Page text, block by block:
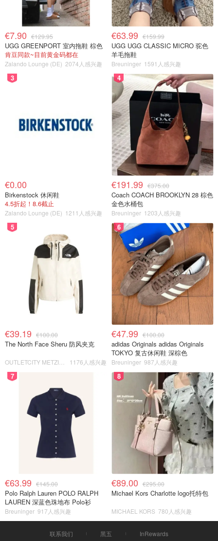
€7.90 €129.95
UGG GREENPORT 室内拖鞋 棕色
肯豆同款~目前黄金码都在
Zalando Lounge (DE) 2074人感兴趣
€63.99 €159.99
UGG UGG CLASSIC MICRO 驼色
羊毛拖鞋
Breuninger 1591人感兴趣
3
€0.00
Birkenstock 休闲鞋
4.5折起！8.6截止
Zalando Lounge (DE) 1211人感兴趣
4
€191.99 €375.00
Coach COACH BROOKLYN 28 棕色
金色水桶包
Breuninger 1203人感兴趣
5
€39.19 €100.00
The North Face Sheru 防风夹克
1176人感兴趣
6
€47.99 €100.00
adidas Originals adidas Originals
TOKYO 复古休闲鞋 深棕色
Breuninger 987人感兴趣
7
€63.99 €145.00
Polo Ralph Lauren POLO RALPH
LAUREN 深蓝色珠地布 Polo衫
Breuninger 917人感兴趣
8
€89.00 €295.00
Michael Kors Charlotte logo托特包
MICHAEL KORS 780人感兴趣
联系我们 黑五 InRewards